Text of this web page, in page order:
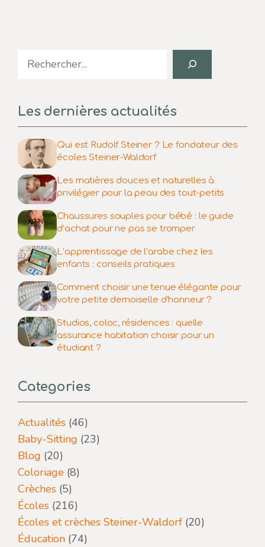
Search
Les dernières actualités
Qui est Rudolf Steiner ? Le fondateur des
écoles Steiner-Waldorf
Les matières douces et naturelles à
privilégier pour la peau des tout-petits
Chaussures souples pour bébé : le guide
d’achat pour ne pas se tromper
L’apprentissage de l’arabe chez les
enfants : conseils pratiques
Comment choisir une tenue élégante pour
votre petite demoiselle d’honneur ?
Studios, coloc, résidences : quelle
assurance habitation choisir pour un
étudiant ?
Categories
Actualités (46)
Baby-Sitting (23)
Blog (20)
Coloriage (8)
Crèches (5)
Écoles (216)
Écoles et crèches Steiner-Waldorf (20)
Éducation (74)